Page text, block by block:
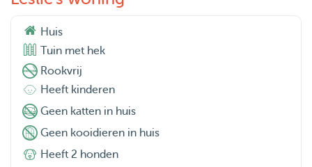
Huis
Tuin met hek
Rookvrij
Heeft kinderen
Geen katten in huis
Geen kooidieren in huis
Heeft 2 honden